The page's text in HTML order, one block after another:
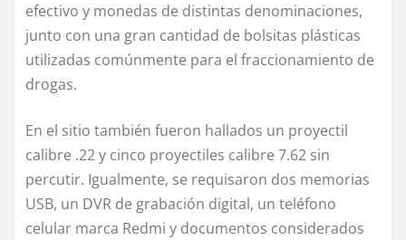
efectivo y monedas de distintas denominaciones,
junto con una gran cantidad de bolsitas plásticas
utilizadas comúnmente para el fraccionamiento de
drogas.
En el sitio también fueron hallados un proyectil
calibre .22 y cinco proyectiles calibre 7.62 sin
percutir. Igualmente, se requisaron dos memorias
USB, un DVR de grabación digital, un teléfono
celular marca Redmi y documentos considerados